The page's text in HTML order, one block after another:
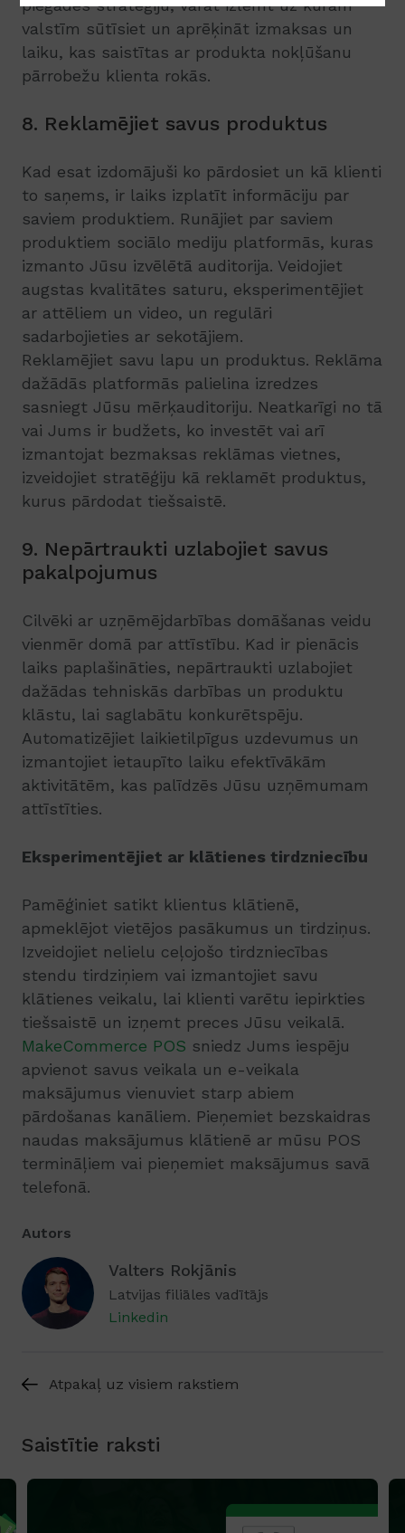
piegādes stratēģiju, varat izlemt uz kurām
valstīm sūtīsiet un aprēķināt izmaksas un
laiku, kas saistītas ar produkta nokļūšanu
pārrobežu klienta rokās.
8. Reklamējiet savus produktus
Kad esat izdomājuši ko pārdosiet un kā klienti
to saņems, ir laiks izplatīt informāciju par
saviem produktiem. Runājiet par saviem
produktiem sociālo mediju platformās, kuras
izmanto Jūsu izvēlētā auditorija. Veidojiet
augstas kvalitātes saturu, eksperimentējiet
ar attēliem un video, un regulāri
sadarbojieties ar sekotājiem.
Reklamējiet savu lapu un produktus. Reklāma
dažādās platformās palielina izredzes
sasniegt Jūsu mērķauditoriju. Neatkarīgi no tā
vai Jums ir budžets, ko investēt vai arī
izmantojat bezmaksas reklāmas vietnes,
izveidojiet stratēģiju kā reklamēt produktus,
kurus pārdodat tiešsaistē.
9. Nepārtraukti uzlabojiet savus
pakalpojumus
Cilvēki ar uzņēmējdarbības domāšanas veidu
vienmēr domā par attīstību. Kad ir pienācis
laiks paplašināties, nepārtraukti uzlabojiet
dažādas tehniskās darbības un produktu
klāstu, lai saglabātu konkurētspēju.
Automatizējiet laikietilpīgus uzdevumus un
izmantojiet ietaupīto laiku efektīvākām
aktivitātēm, kas palīdzēs Jūsu uzņēmumam
attīstīties.
Eksperimentējiet ar klātienes tirdzniecību
Pamēģiniet satikt klientus klātienē,
apmeklējot vietējos pasākumus un tirdziņus.
Izveidojiet nelielu ceļojošo tirdzniecības
stendu tirdziņiem vai izmantojiet savu
klātienes veikalu, lai klienti varētu iepirkties
tiešsaistē un izņemt preces Jūsu veikalā.
MakeCommerce POS sniedz Jums iespēju
apvienot savus veikala un e-veikala
maksājumus vienuviet starp abiem
pārdošanas kanāliem. Pieņemiet bezskaidras
naudas maksājumus klātienē ar mūsu POS
termināļiem vai pieņemiet maksājumus savā
telefonā.
Autors
Valters Rokjānis
Latvijas filiāles vadītājs
Linkedin
Atpakaļ uz visiem rakstiem
Saistītie raksti